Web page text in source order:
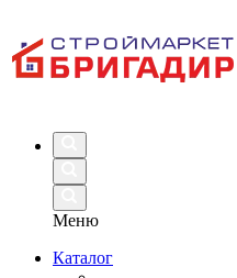
Меню
Каталог